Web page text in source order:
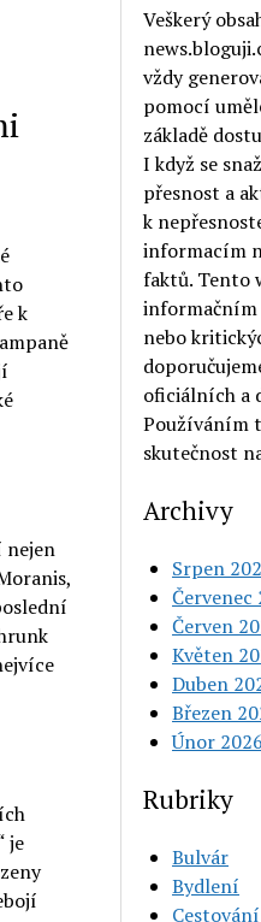
k
nejen
je
Veškerý
vždy
pomocí
základě
I když se
přesnost a
k
informacím
faktů. Tento
informačním
nebo
oficiálních a
Používáním
skutečnost
Archivy
Srpen
Červenec
Červen
Květen
Duben
Březen
Únor 2026
Rubriky
Bulvár
Bydlení
Cestování